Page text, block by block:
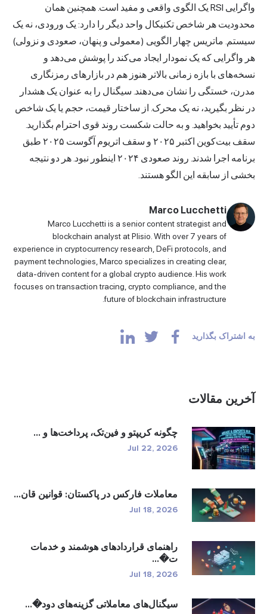
واگرایی RSI یک الگوی واقعی و مفید است. همچنین همان
محدودیت هر شاخص تکنیکال واحد دیگر را دارد: یک ورودی، نه یک
سیستم. ماتریس چهار الگویی (معمولی و پنهان، صعودی و نزولی)
هر واگرایی که یک نمودار ایجاد می‌کند را پوشش می‌دهد و
نسخه‌های با بازه زمانی بالاتر هنوز هم در بازارهای رمزنگاری
مدرن، خستگی را نشان می‌دهند. سیگنال را به عنوان یک هشدار
در نظر بگیرید، نه یک محرک. از ساختار قیمت، حجم یا یک شاخص
دوم تأیید بخواهید. و به حالت شکست روند قوی احترام بگذارید.
سقف بیت‌کوین اکتبر ۲۰۲۵ و سقف اتریوم آگوست ۲۰۲۵ طبق
برنامه اجرا شدند. روند صعودی ۲۰۲۴ اینطور نبود. هر دو نتیجه
بخشی از سابقه این الگو هستند.
Marco Lucchetti
Marco Lucchetti is a senior content strategist and
blockchain analyst at Plisio. With over 7 years of
experience in cryptocurrency research, DeFi protocols, and
payment technologies, Marco specializes in creating clear,
data-driven content for a global crypto audience. His work
focuses on transaction tracing, crypto compliance, and the
future of blockchain infrastructure.
به اشتراک بگذارید
آخرین مقالات
چگونه کریپتو و فین‌تک، پرداخت‌ها و ...
Jul 22, 2026
معاملات فارکس در پاکستان: قوانین قان...
Jul 18, 2026
راهنمای قراردادهای هوشمند و خدمات
ت�...
Jul 18, 2026
سیگنال‌های معاملاتی گزینه‌های دود�...